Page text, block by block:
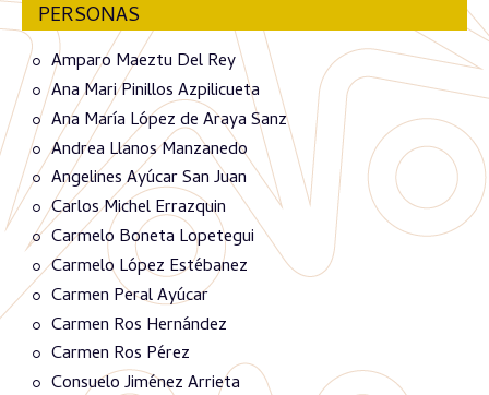
PERSONAS
Amparo Maeztu Del Rey
Ana Mari Pinillos Azpilicueta
Ana María López de Araya Sanz
Andrea Llanos Manzanedo
Angelines Ayúcar San Juan
Carlos Michel Errazquin
Carmelo Boneta Lopetegui
Carmelo López Estébanez
Carmen Peral Ayúcar
Carmen Ros Hernández
Carmen Ros Pérez
Consuelo Jiménez Arrieta